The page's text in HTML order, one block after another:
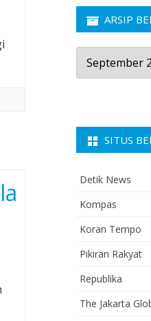
ARSIP
Arsip
Berita
SITUS
Detik News
Kompas
Koran Tempo
Pikiran Rakyat
Republika
The Jakarta